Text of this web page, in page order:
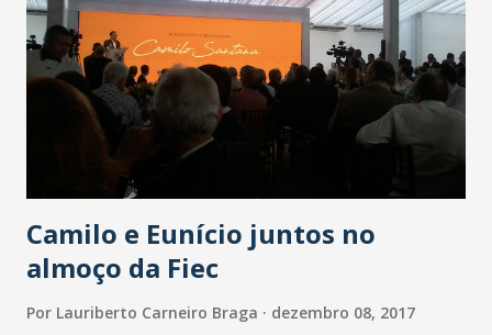
Camilo e Eunício juntos no
almoço da Fiec
Por Lauriberto Carneiro Braga dezembro 08, 2017